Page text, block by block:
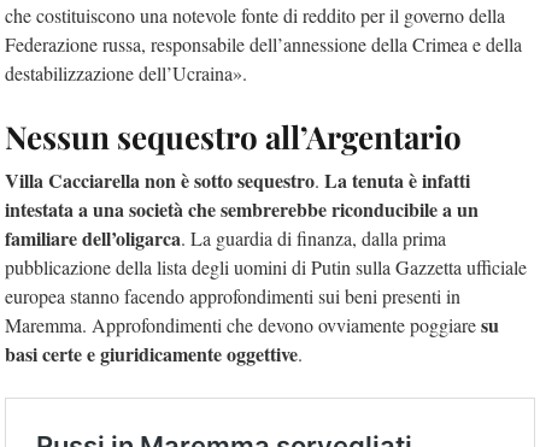
che costituiscono una notevole fonte di reddito per il governo della
Federazione russa, responsabile dell’annessione della Crimea e della
destabilizzazione dell’Ucraina».
Nessun sequestro all’Argentario
Villa Cacciarella non è sotto sequestro. La tenuta è infatti
intestata a una società che sembrerebbe riconducibile a un
familiare dell’oligarca. La guardia di finanza, dalla prima
pubblicazione della lista degli uomini di Putin sulla Gazzetta ufficiale
europea stanno facendo approfondimenti sui beni presenti in
Maremma. Approfondimenti che devono ovviamente poggiaresu
basi certe e giuridicamente oggettive.